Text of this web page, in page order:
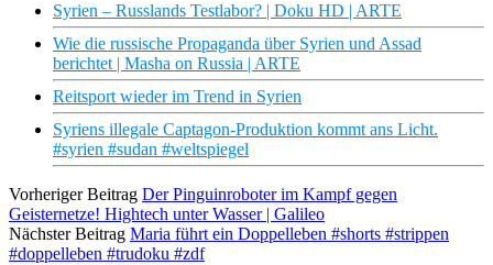
Syrien – Russlands Testlabor? | Doku HD | ARTE
Wie die russische Propaganda über Syrien und Assad
berichtet | Masha on Russia | ARTE
Reitsport wieder im Trend in Syrien
Syriens illegale Captagon-Produktion kommt ans Licht.
#syrien #sudan #weltspiegel
Vorheriger Beitrag Der Pinguinroboter im Kampf gegen
Geisternetze! Hightech unter Wasser | Galileo
Nächster Beitrag Maria führt ein Doppelleben #shorts #strippen
#doppelleben #trudoku #zdf